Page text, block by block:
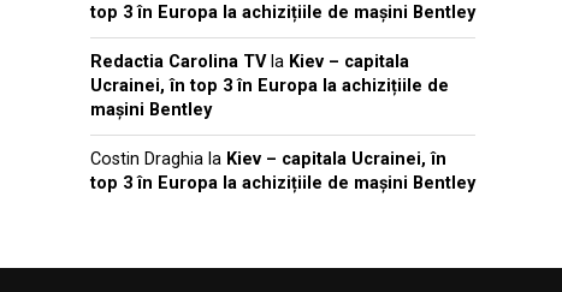
top 3 în Europa la achizițiile de mașini Bentley
Redactia Carolina TVla Kiev – capitala
Ucrainei, în top 3 în Europa la achizițiile de
mașini Bentley
Costin Draghia la Kiev – capitala Ucrainei, în
top 3 în Europa la achizițiile de mașini Bentley